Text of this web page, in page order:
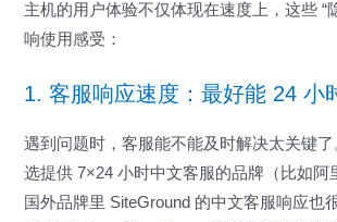
主机的用户体验不仅体现在速度上，这些 “
响使用感受：
1. 客服响应速度：最好能 24 小
遇到问题时，客服能不能及时解决太关键
选提供 7×24 小时中文客服的品牌（比如阿
国外品牌里 SiteGround 的中文客服响应也